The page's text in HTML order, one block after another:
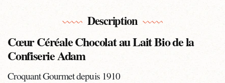
Description
Cœur Céréale Chocolat au Lait Bio de la
Confiserie Adam
Croquant Gourmet depuis 1910